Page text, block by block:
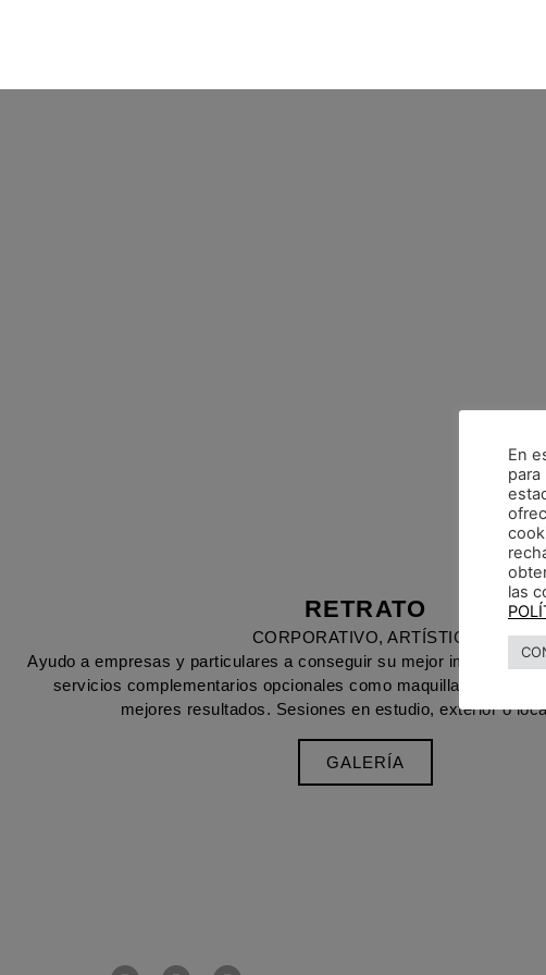
RETRATO
CORPORATIVO, ARTÍSTICO
Ayudo a empresas y particulares a conseguir su mejor imagen
servicios complementarios opcionales como maquillaje y
mejores resultados. Sesiones en estudio, exterior o
GALERÍA
En
las